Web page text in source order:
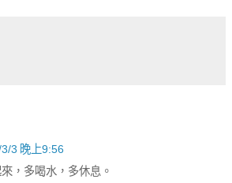
3 晚上9:56
，多喝水，多休息。